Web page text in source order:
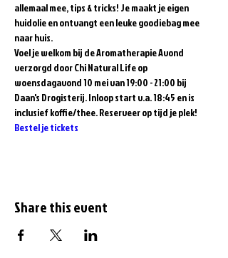
allemaal mee, tips & tricks! Je maakt je eigen
huidolie en ontvangt een leuke goodiebag mee
naar huis.
V﻿oel je welkom bij de Aromatherapie Avond
verzorgd door Chi Natural Life op
woensdagavond 10 mei van 19:00 - 21:00 bij
Daan's Drogisterij. Inloop start v.a. 18:45 en is
inclusief koffie/thee. Reserveer op tijd je plek!
Bestel je tickets
Share this event